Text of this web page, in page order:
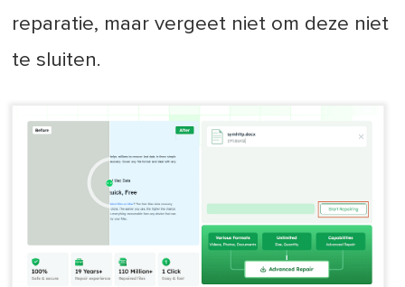
reparatie, maar vergeet niet om deze niet
te sluiten.